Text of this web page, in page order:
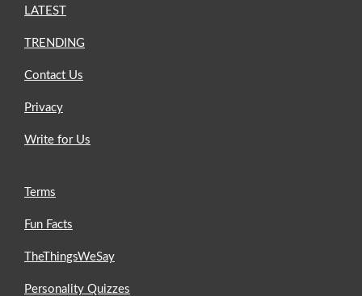
LATEST
TRENDING
Contact Us
Privacy
Write for Us
Terms
Fun Facts
TheThingsWeSay
Personality Quizzes